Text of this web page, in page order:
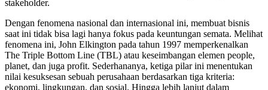
stakeholder.
Dengan fenomena nasional dan internasional ini, membuat bisnis
saat ini tidak bisa lagi hanya fokus pada keuntungan semata. Melihat
fenomena ini, John Elkington pada tahun 1997 memperkenalkan
The Triple Bottom Line (TBL) atau keseimbangan elemen people,
planet, dan juga profit. Sederhananya, ketiga pilar ini menentukan
nilai kesuksesan sebuah perusahaan berdasarkan tiga kriteria:
ekonomi, lingkungan, dan sosial. Hingga lebih lanjut dalam